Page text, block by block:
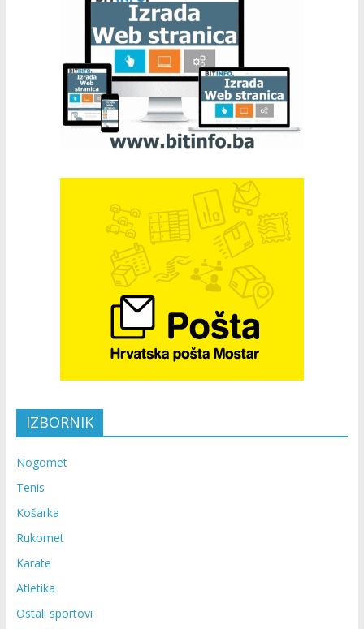
IZBORNIK
Nogomet
Tenis
Košarka
Rukomet
Karate
Atletika
Ostali sportovi